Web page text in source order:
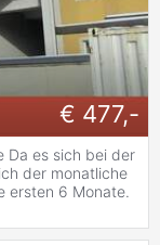
€ 477,-
Da es sich bei der
der monatliche
ersten 6 Monate.